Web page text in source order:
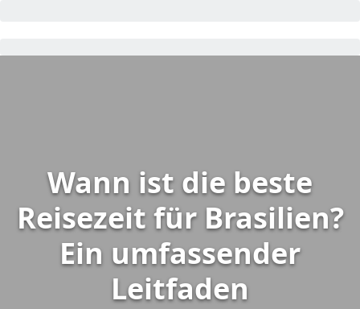
Wann ist die beste
Reisezeit für Brasilien?
Ein umfassender
Leitfaden